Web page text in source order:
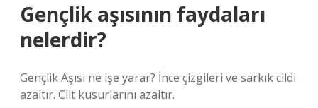
Gençlik aşısının faydaları
nelerdir?
Gençlik Aşısı ne işe yarar? İnce çizgileri ve sarkık cildi
azaltır. Cilt kusurlarını azaltır.